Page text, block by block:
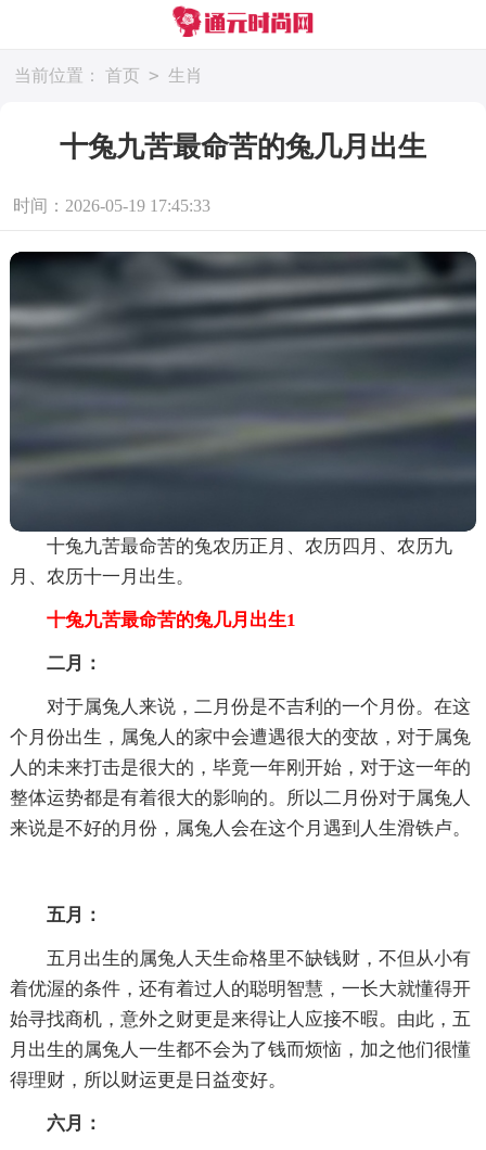
当前位置： 首页 > 生肖
十兔九苦最命苦的兔几月出生
时间：2026-05-19 17:45:33
十兔九苦最命苦的兔农历正月、农历四月、农历九
月、农历十一月出生。
十兔九苦最命苦的兔几月出生1
二月：
对于属兔人来说，二月份是不吉利的一个月份。在这
个月份出生，属兔人的家中会遭遇很大的变故，对于属兔
人的未来打击是很大的，毕竟一年刚开始，对于这一年的
整体运势都是有着很大的影响的。所以二月份对于属兔人
来说是不好的月份，属兔人会在这个月遇到人生滑铁卢。
五月：
五月出生的属兔人天生命格里不缺钱财，不但从小有
着优渥的条件，还有着过人的聪明智慧，一长大就懂得开
始寻找商机，意外之财更是来得让人应接不暇。由此，五
月出生的属兔人一生都不会为了钱而烦恼，加之他们很懂
得理财，所以财运更是日益变好。
六月：